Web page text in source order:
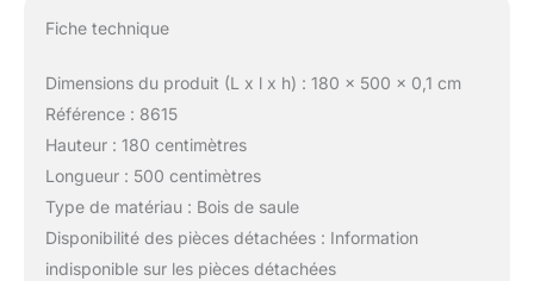
Fiche technique
Dimensions du produit (L x l x h) : 180 x 500 x 0,1 cm
Référence : 8615
Hauteur : 180 centimètres
Longueur : 500 centimètres
Type de matériau : Bois de saule
Disponibilité des pièces détachées : Information
indisponible sur les pièces détachées